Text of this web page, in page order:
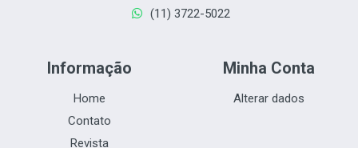
(11) 3722-5022
Informação
Home
Contato
Revista
Minha Conta
Alterar dados